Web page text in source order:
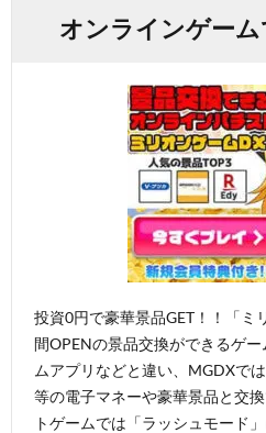
オンラインゲー
投資0円で豪華景品GET！！「ミ
間OPENの景品交換ができるゲ
ムアプリなどと違い、MGDXで
等の電子マネーや豪華景品と交
トゲームでは「ラッシュモード